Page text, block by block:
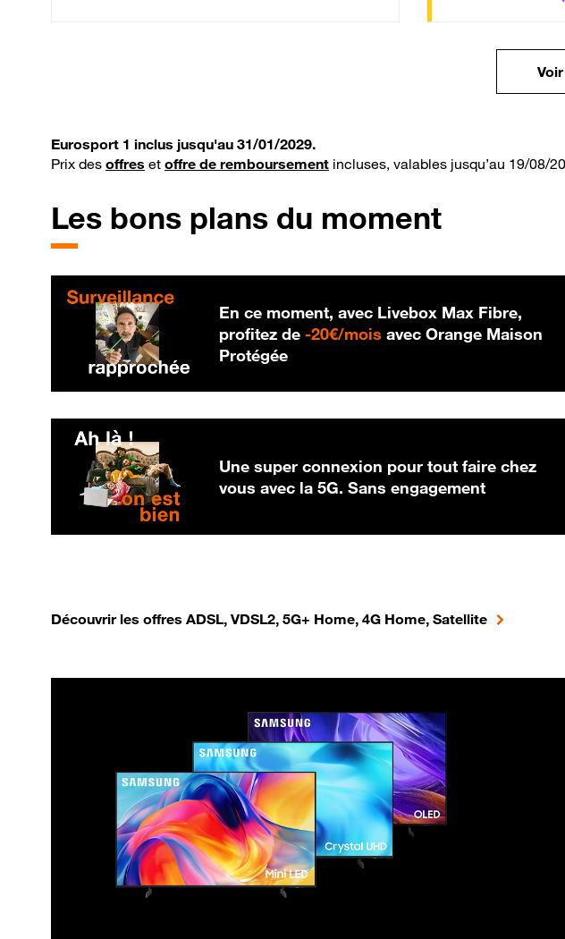
Eurosport 1 inclus jusqu'au 31/01/2029.
Prix des offres et offre de remboursement incluses, valables jusqu’au 19/08/
Les bons plans du moment
En ce moment, avec Livebox Max Fibre,
profitez de -20€/mois 20 € par mois
avec Orange Maison
Protégée
Une super connexion pour tout faire chez
vous avec la 5G. Sans engagement
Découvrir les offres ADSL, VDSL2, 5G+ Home, 4G Home, Satellite